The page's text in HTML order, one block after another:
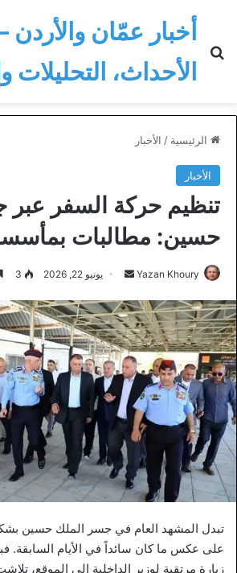
أخبار عمّان
الأحداث، التحليلات
الرئيسية / الأخبار
الأخبار
تنظيم حركة السفر عبر
حسين: مطالبات
Yazan Khoury
أرسل
إلكترونيا
يونيو 22, 2026 3
تبدل المشهد العام في جسر الملك حسين
على عكس ما كان سائداً في الأيام السابقة.
زيارة مرتقبة لوزير الداخلية إلى الموقع،